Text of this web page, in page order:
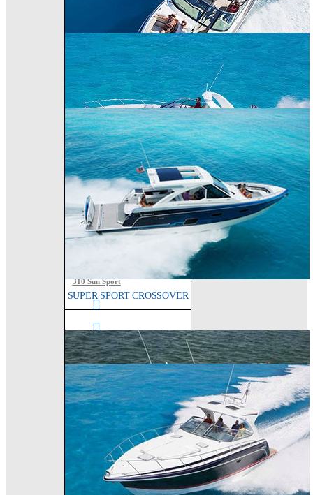
290 Bowrider
270 Bowrider
310 Bowrider
CROSSOVER BOWRIDER
330 Crossover
Bowrider
SUN SPORT
310 Sun Sport
350 Sun Sport
SUPER SPORT CROSSOVER
380 Super Sport
Crossover
430 Super Sport
Crossover
400 Super Sport